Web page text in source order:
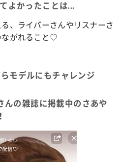
よかったことは...
、ライバーさんやリスナーさ
ながれること♡
モデルにもチャレンジ
んの雑誌に掲載中のさあや